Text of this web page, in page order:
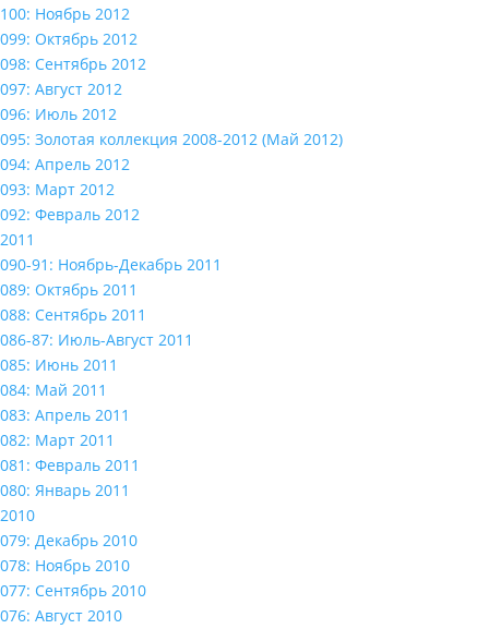
100: Ноябрь 2012
099: Октябрь 2012
098: Сентябрь 2012
097: Август 2012
096: Июль 2012
095: Золотая коллекция 2008-2012 (Май 2012)
094: Апрель 2012
093: Март 2012
092: Февраль 2012
2011
090-91: Ноябрь-Декабрь 2011
089: Октябрь 2011
088: Сентябрь 2011
086-87: Июль-Август 2011
085: Июнь 2011
084: Май 2011
083: Апрель 2011
082: Март 2011
081: Февраль 2011
080: Январь 2011
2010
079: Декабрь 2010
078: Ноябрь 2010
077: Сентябрь 2010
076: Август 2010